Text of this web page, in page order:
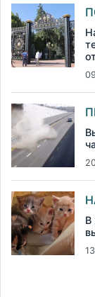
В